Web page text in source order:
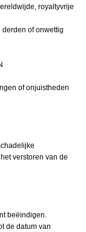
royaltyvrije
derden of onwettig
of onjuistheden
verstoren van de
beëindigen.
de datum van